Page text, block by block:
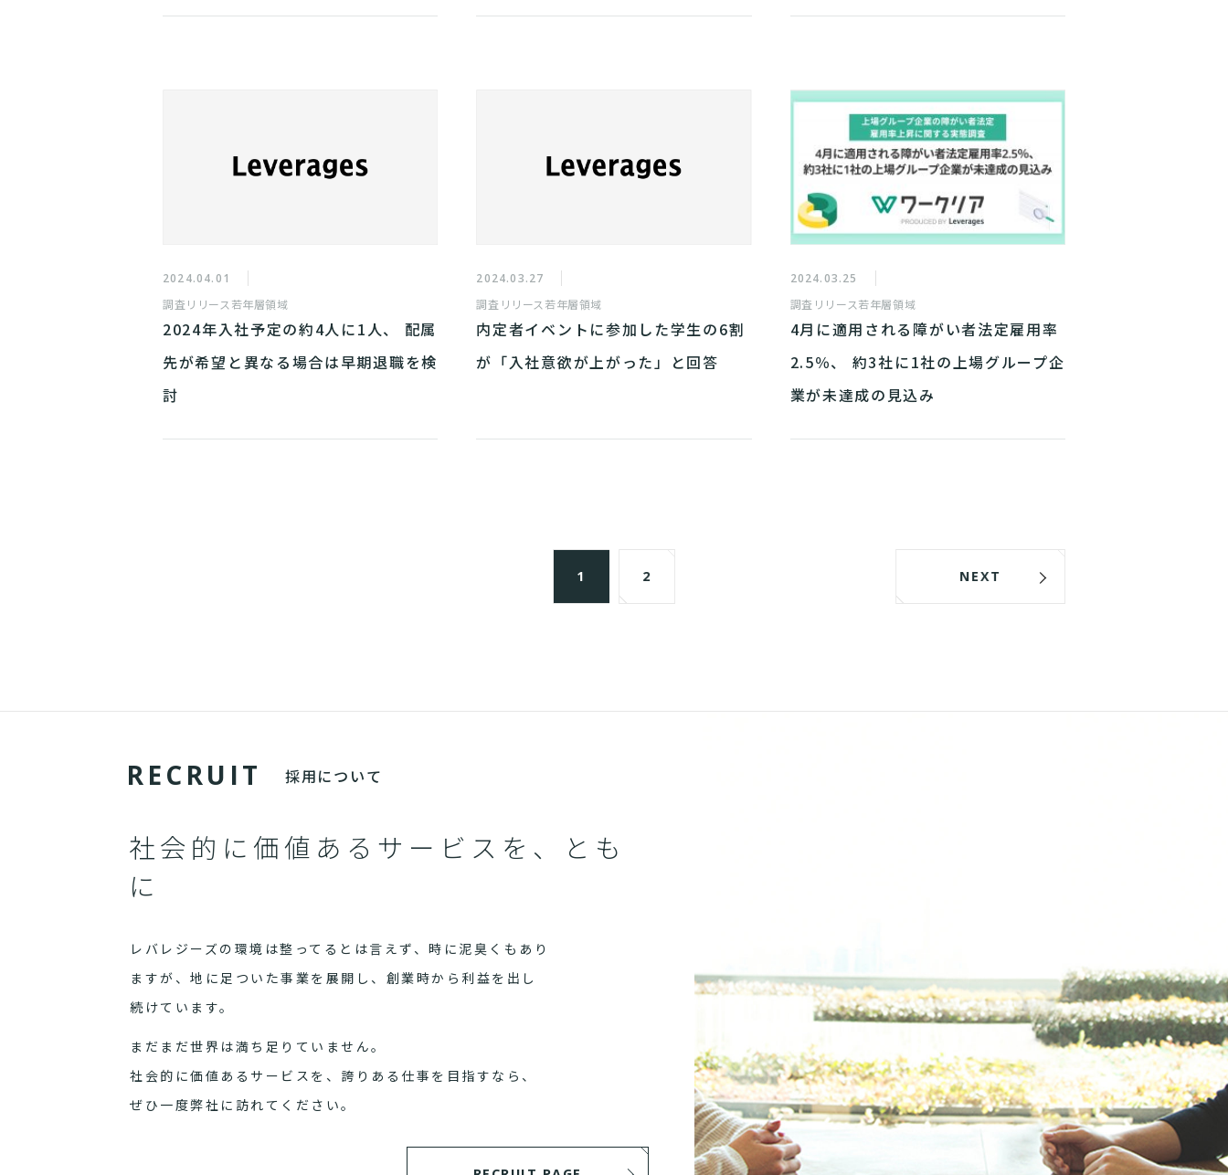
2024.04.01
調査リリース 若年層領域
2024年入社予定の約4人に1人、 配属
先が希望と異なる場合は早期退職を検
討
2024.03.27
調査リリース 若年層領域
内定者イベントに参加した学生の6割
が「入社意欲が上がった」と回答
2024.03.25
調査リリース若年層領域
4月に適用される障がい者法定雇用率
2.5％、 約3社に1社の上場グループ企
業が未達成の見込み
1 2 NEXT
REC RU IT 採用について
社会的に価値あるサービスを、とも
に
レバレジーズの環境は整ってるとは言えず、時に泥臭くもあり
ますが、地に足ついた事業を展開し、創業時から利益を出し
続けています。
まだまだ世界は満ち足りていません。
社会的に価値あるサービスを、誇りある仕事を目指すなら、
ぜひ一度弊社に訪れてください。